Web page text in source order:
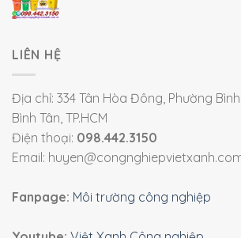
LIÊN HỆ
Địa chỉ: 334 Tân Hòa Đông, Phường
Bình Tân, TP.HCM
Điện thoại: 098.442.3150
Email:
Fanpage: Môi trường công nghiệp